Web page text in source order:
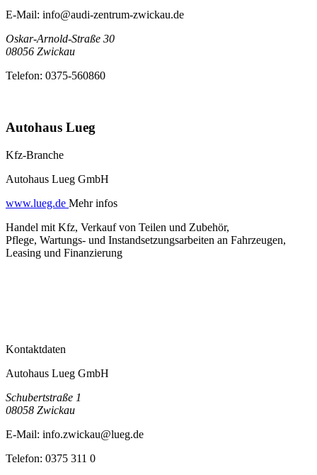
E-Mail: info@audi-zentrum-zwickau.de
Oskar-Arnold-Straße 30
08056 Zwickau
Telefon: 0375-560860
Autohaus Lueg
Kfz-Branche
Autohaus Lueg GmbH
www.lueg.de Mehr infos
Handel mit Kfz, Verkauf von Teilen und Zubehör,
Pflege, Wartungs- und Instandsetzungsarbeiten an Fahrzeugen,
Leasing und Finanzierung
Kontaktdaten
Autohaus Lueg GmbH
Schubertstraße 1
08058 Zwickau
E-Mail: info.zwickau@lueg.de
Telefon: 0375 311 0